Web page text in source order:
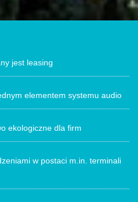
jest leasing
elementem systemu audio
ekologiczne dla firm
w postaci m.in. terminali